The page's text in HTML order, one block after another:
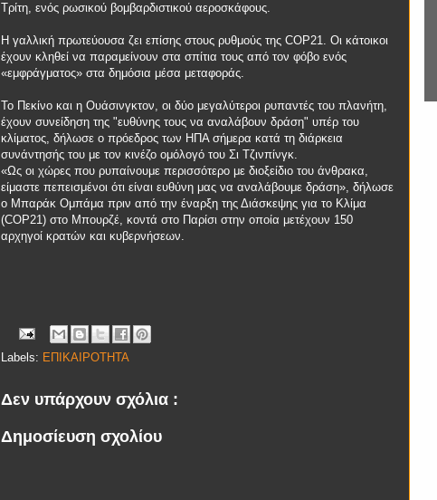
Τρίτη, ενός ρωσικού βομβαρδιστικού αεροσκάφους.
Η γαλλική πρωτεύουσα ζει επίσης στους ρυθμούς της COP21. Οι κάτοικοι
έχουν κληθεί να παραμείνουν στα σπίτια τους από τον φόβο ενός
«εμφράγματος» στα δημόσια μέσα μεταφοράς.
Το Πεκίνο και η Ουάσινγκτον, οι δύο μεγαλύτεροι ρυπαντές του πλανήτη,
έχουν συνείδηση της "ευθύνης τους να αναλάβουν δράση" υπέρ του
κλίματος, δήλωσε ο πρόεδρος των ΗΠΑ σήμερα κατά τη διάρκεια
συνάντησής του με τον κινέζο ομόλογό του Σι Τζινπίνγκ.
«Ως οι χώρες που ρυπαίνουμε περισσότερο με διοξείδιο του άνθρακα,
είμαστε πεπεισμένοι ότι είναι ευθύνη μας να αναλάβουμε δράση», δήλωσε
ο Μπαράκ Ομπάμα πριν από την έναρξη της Διάσκεψης για το Κλίμα
(COP21) στο Μπουρζέ, κοντά στο Παρίσι στην οποία μετέχουν 150
αρχηγοί κρατών και κυβερνήσεων.
Labels: ΕΠΙΚΑΙΡΟΤΗΤΑ
Δεν υπάρχουν σχόλια :
Δημοσίευση σχολίου